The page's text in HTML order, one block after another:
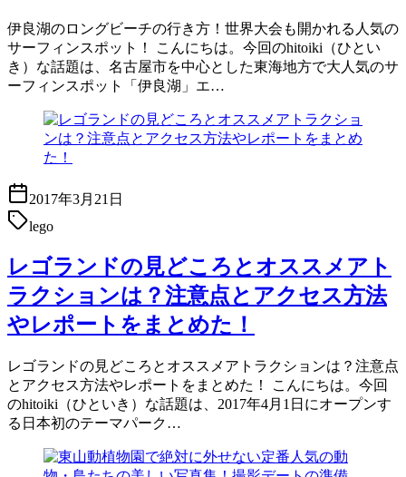
伊良湖のロングビーチの行き方！世界大会も開かれる人気の
サーフィンスポット！ こんにちは。今回のhitoiki（ひとい
き）な話題は、名古屋市を中心とした東海地方で大人気のサ
ーフィンスポット「伊良湖」エ…
2017年3月21日
lego
レゴランドの見どころとオススメアト
ラクションは？注意点とアクセス方法
やレポートをまとめた！
レゴランドの見どころとオススメアトラクションは？注意点
とアクセス方法やレポートをまとめた！ こんにちは。今回
のhitoiki（ひといき）な話題は、2017年4月1日にオープンす
る日本初のテーマパーク…